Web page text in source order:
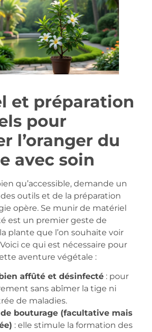
et préparation
pour
l’oranger du
avec soin
qu’accessible, demande un
outils et de la préparation
opère. Se munir de matériel
est un premier geste de
plante que l’on souhaite voir
ce qui est nécessaire pour
aventure végétale :
affûté et désinfecté : pour
sans abîmer la tige ni
de maladies.
bouturage (facultative mais
: elle stimule la formation des